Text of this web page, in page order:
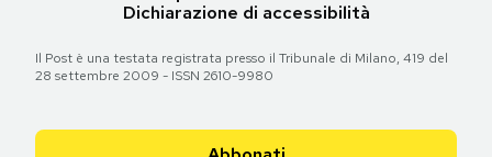
Dichiarazione di accessibilità
Il Post è una testata registrata presso il Tribunale di Milano, 419 del
28 settembre 2009 - ISSN 2610-9980